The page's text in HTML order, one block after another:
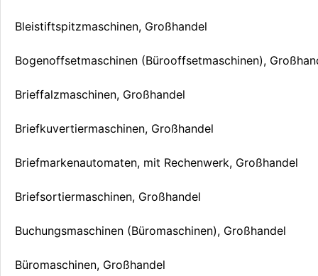
Bleistiftspitzmaschinen, Großhandel
Bogenoffsetmaschinen (Bürooffsetmaschinen),
Brieffalzmaschinen, Großhandel
Briefkuvertiermaschinen, Großhandel
Briefmarkenautomaten, mit Rechenwerk, Großhandel
Briefsortiermaschinen, Großhandel
Buchungsmaschinen (Büromaschinen), Großhandel
Büromaschinen, Großhandel